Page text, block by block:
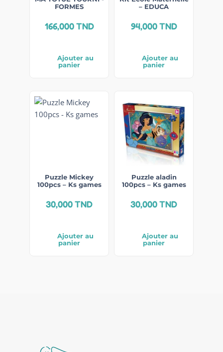
FORMES
166,000TND
Ajouter au
panier
– EDUCA
94,000TND
Ajouter au
panier
Puzzle Mickey
100pcs – Ks games
30,000TND
Ajouter au
panier
Puzzle aladin
100pcs – Ks games
30,000TND
Ajouter au
panier